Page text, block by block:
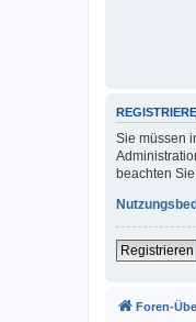
Sie müssen
beachten
Registrieren
Foren-